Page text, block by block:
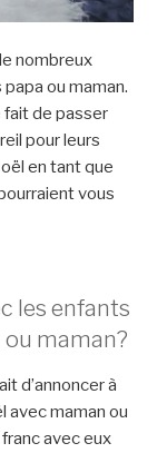
nombreux
ou maman.
fait de passer
pour leurs
en tant que
vous
les enfants
ou maman?
d’annoncer à
avec maman ou
avec eux